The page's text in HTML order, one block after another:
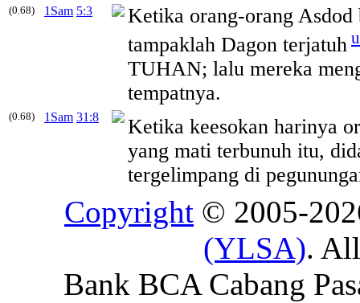
(0.68) 1Sam 5:3
Ketika orang-orang
tampaklah Dagon terjatuh u
TUHAN; lalu mereka
tempatnya.
(0.68) 1Sam 31:8 Ketika keesokan harinya
yang mati terbunuh itu,
tergelimpang di
Copyright © 2005-
(YLSA).
Bank BCA Cabang